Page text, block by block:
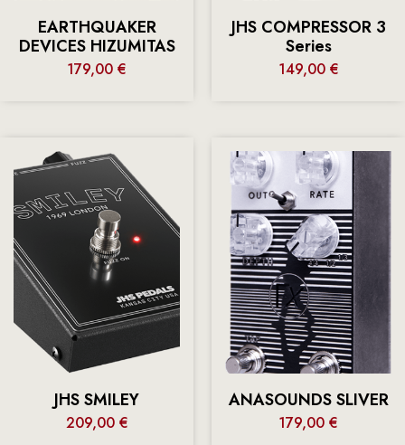
EARTHQUAKER
DEVICES HIZUMITAS
179,00 €
JHS COMPRESSOR 3
Series
149,00 €
JHS SMILEY
209,00 €
ANASOUNDS SLIVER
179,00 €